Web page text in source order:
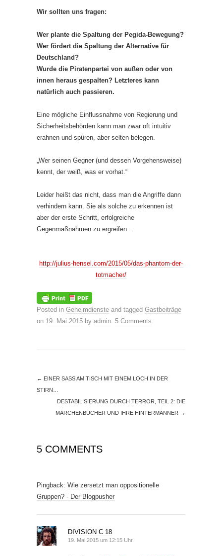
Wir sollten uns fragen:
Wer plante die Spaltung der Pegida-Bewegung?
Wer fördert die Spaltung der Alternative für
Deutschland?
Wurde die Piratenpartei von außen oder von
innen heraus gespalten? Letzteres kann
natürlich auch passieren.
Eine mögliche Einflussnahme von Regierung und
Sicherheitsbehörden kann man zwar oft intuitiv
erahnen und spüren, aber selten belegen.
„Wer seinen Gegner (und dessen Vorgehensweise)
kennt, der weiß, was er vorhat.“
Leider heißt das nicht, dass man die Angriffe dann
verhindern kann. Sie als solche zu erkennen ist
aber der erste Schritt, erfolgreiche
Gegenmaßnahmen zu ergreifen…
http://julius-hensel.com/2015/05/das-phantom-der-
totmacher/
Posted in Geheimdienste and tagged Gastbeiträge
on 19. Mai 2015 by admin. 5 Comments
← EINER SASS AM TISCH MIT EINEM LOCH IN DER
STIRN…
DESTABILISIERUNG DURCH TERROR, TEIL 2: DIE
MÄRCHENBÜCHER UND IHRE HINTERMÄNNER →
5 COMMENTS
Pingback: Wie zersetzt man oppositionelle
Gruppen? - Der Blogpusher
DIVISION C 18
19. Mai 2015 um 12:15 Uhr